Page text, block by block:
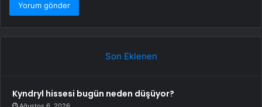
Son Eklenen
Kyndryl hissesi bugün neden düşüyor?